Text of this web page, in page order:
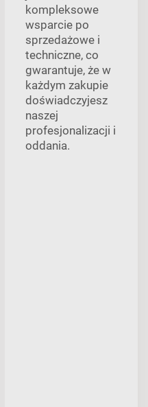
kompleksowe
wsparcie po
sprzedażowe i
techniczne, co
gwarantuje, że w
każdym zakupie
doświadczyjesz
naszej
profesjonalizacji i
oddania.